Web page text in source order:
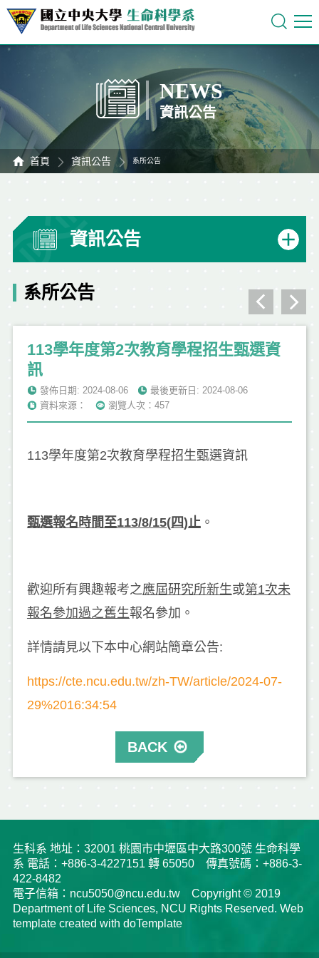
NEWS
資訊公告
首頁 資訊公告 系所公告
資訊公告
系所公告
113學年度第2次教育學程招生甄選資
訊
發佈日期: 2024-08-06
最後更新日: 2024-08-06
資料來源：
瀏覽人次：457
113學年度第2次教育學程招生甄選資訊
甄選報名時間至113/8/15(四)止。
歡迎所有興趣報考之應屆研究所新生或第1次未
報名參加過之舊生報名參加。
詳情請見以下本中心網站簡章公告:
https://cte.ncu.edu.tw/zh-TW/article/2024-07-
29%2016:34:54
BACK
生科系 地址：32001 桃園市中壢區中大路300號 生命科學
系 電話：+886-3-4227151 轉 65050 傳真號碼：+886-3-
422-8482
電子信箱：ncu5050@ncu.edu.tw Copyright © 2019
Department of Life Sciences, NCU Rights Reserved. Web
template created with doTemplate